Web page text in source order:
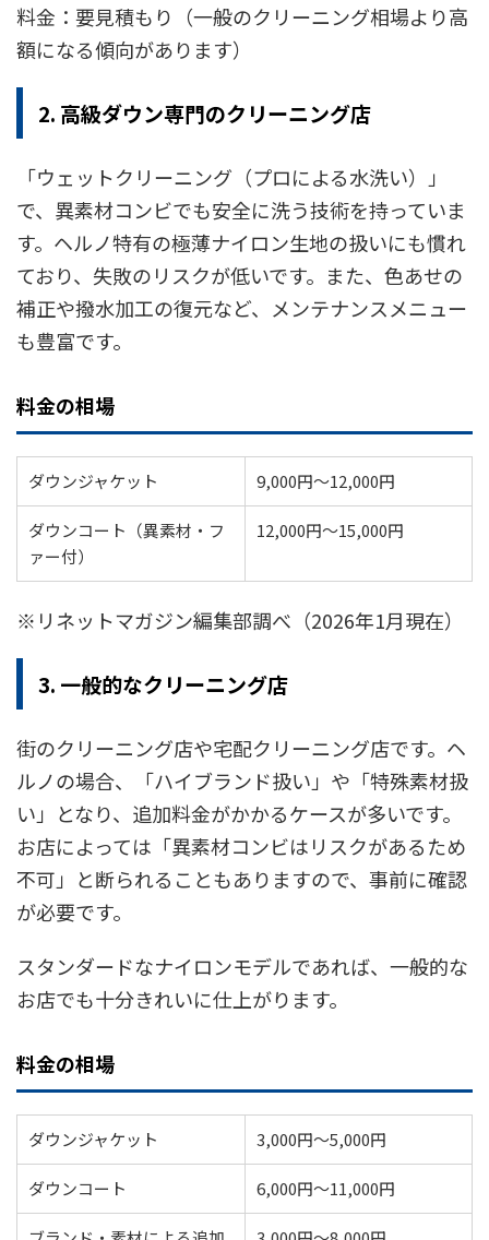
料金：要見積もり（一般のクリーニング相場より高
額になる傾向があります）
2. 高級ダウン専門のクリーニング店
「ウェットクリーニング（プロによる水洗い）」
で、異素材コンビでも安全に洗う技術を持っていま
す。ヘルノ特有の極薄ナイロン生地の扱いにも慣れ
ており、失敗のリスクが低いです。また、色あせの
補正や撥水加工の復元など、メンテナンスメニュー
も豊富です。
料金の相場
ダウンジャケット 9,000円～12,000円
ダウンコート（異素材・フ
ァー付）
12,000円～15,000円
※リネットマガジン編集部調べ（2026年1月現在）
3. 一般的なクリーニング店
街のクリーニング店や宅配クリーニング店です。ヘ
ルノの場合、「ハイブランド扱い」や「特殊素材扱
い」となり、追加料金がかかるケースが多いです。
お店によっては「異素材コンビはリスクがあるため
不可」と断られることもありますので、事前に確認
が必要です。
スタンダードなナイロンモデルであれば、一般的な
お店でも十分きれいに仕上がります。
料金の相場
ダウンジャケット 3,000円～5,000円
ダウンコート 6,000円～11,000円